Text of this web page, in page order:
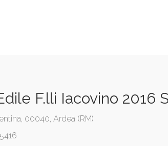
F.lli Iacovino 2016
00040, Ardea (RM)